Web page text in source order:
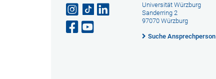
Universität Würzburg
Sanderring 2
97070 Würzburg
Suche Ansprechperson